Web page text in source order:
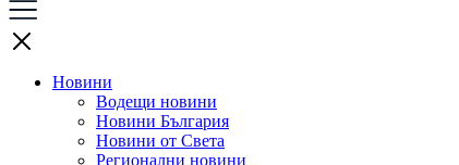
Новини
Водещи новини
Новини България
Новини от Света
Регионални новини